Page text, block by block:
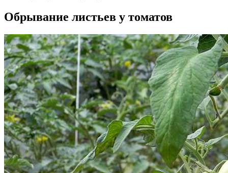
Обрывание листьев у томатов